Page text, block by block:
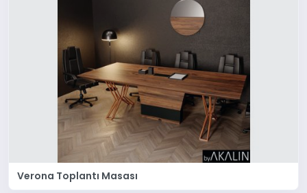
Verona Toplantı Masası